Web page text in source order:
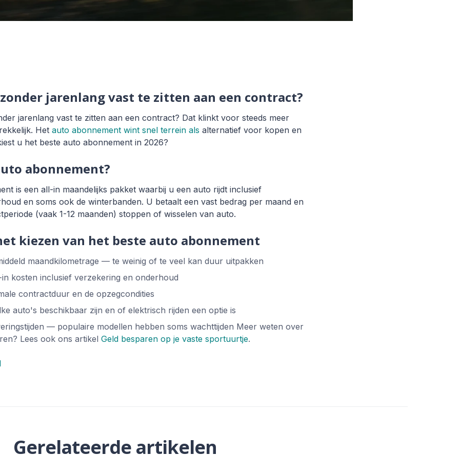
jarenlang vast te zitten aan een contract?
jarenlang vast te zitten aan een contract? Dat klinkt voor steeds meer
Het auto abonnement wint snel terrein als alternatief voor kopen en
u het beste auto abonnement in 2026?
abonnement?
is een all-in maandelijks pakket waarbij u een auto rijdt inclusief
en soms ook de winterbanden. U betaalt een vast bedrag per maand en
(vaak 1-12 maanden) stoppen of wisselen van auto.
kiezen van het beste auto abonnement
maandkilometrage — te weinig of te veel kan duur uitpakken
in kosten inclusief verzekering en onderhoud
contractduur en de opzegcondities
auto's beschikbaar zijn en of elektrisch rijden een optie is
— populaire modellen hebben soms wachttijden Meer weten over
Lees ook ons artikel Geld besparen op je vaste sportuurtje.
Gerelateerde artikelen